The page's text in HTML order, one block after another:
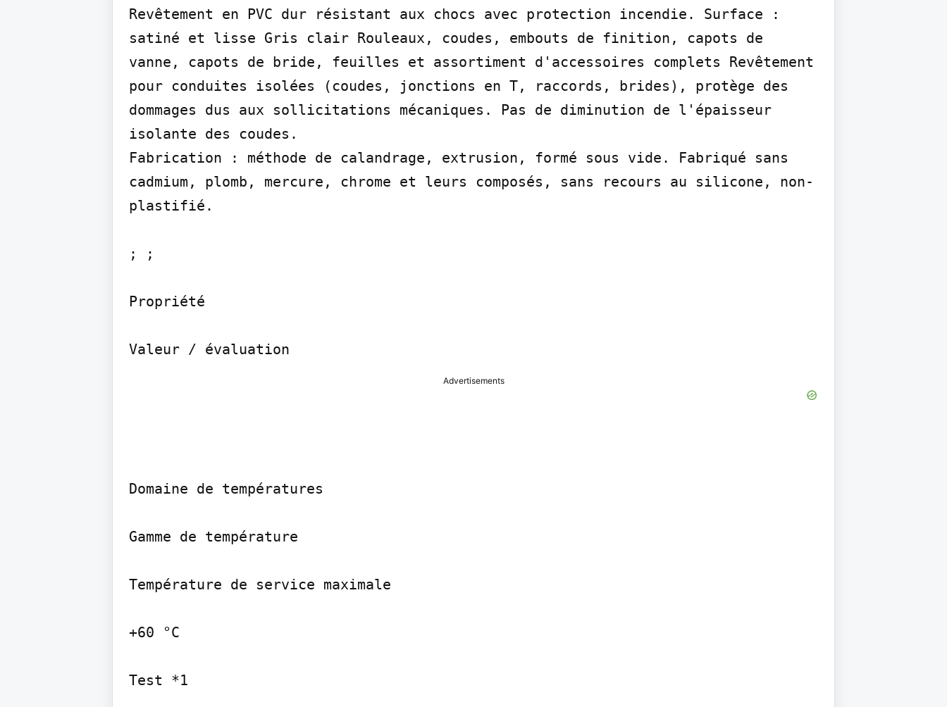
Revêtement en PVC dur résistant aux chocs avec protection incendie. Surface :
satiné et lisse Gris clair Rouleaux, coudes, embouts de finition, capots de
vanne, capots de bride, feuilles et assortiment d'accessoires complets Revêtement
pour conduites isolées (coudes, jonctions en T, raccords, brides), protège des
dommages dus aux sollicitations mécaniques. Pas de diminution de l'épaisseur
isolante des coudes.
Fabrication : méthode de calandrage, extrusion, formé sous vide. Fabriqué sans
cadmium, plomb, mercure, chrome et leurs composés, sans recours au silicone, non-
plastifié.
; ;
Propriété
Valeur / évaluation
Advertisements
Domaine de températures
Gamme de température
Température de service maximale
+60 °C
Test *1